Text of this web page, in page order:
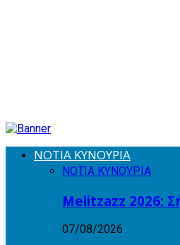
ΝΟΤΙΑ ΚΥΝΟΥΡΙΑ
ΝΟΤΙΑ ΚΥΝΟΥΡΙΑ
Melitzazz 2026:
07/08/2026